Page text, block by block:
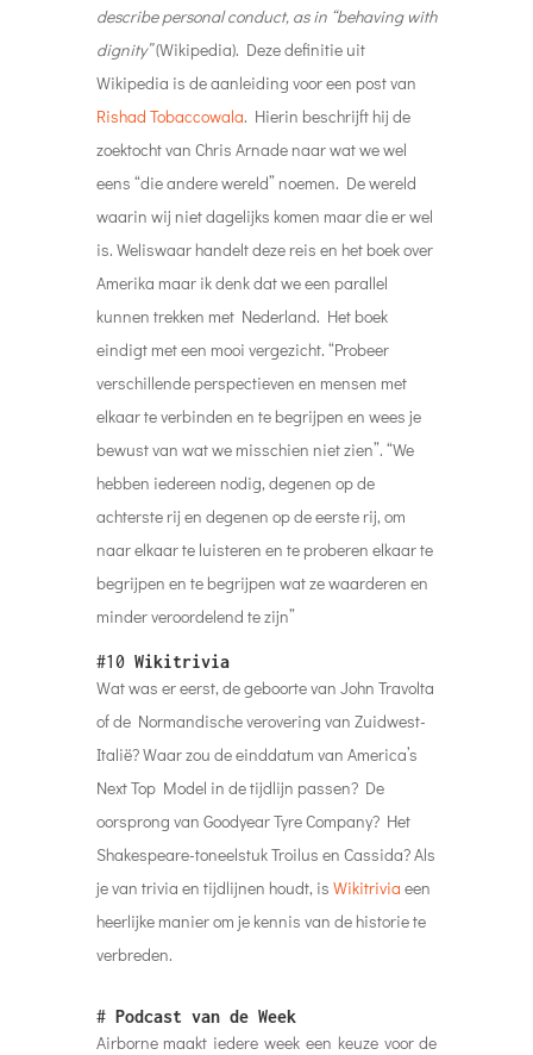
describe personal conduct, as in “behaving with
dignity”(Wikipedia). Deze definitie uit
Wikipedia is de aanleiding voor een post van
Rishad Tobaccowala. Hierin beschrijft hij de
zoektocht van Chris Arnade naar wat we wel
eens “die andere wereld” noemen. De wereld
waarin wij niet dagelijks komen maar die er wel
is. Weliswaar handelt deze reis en het boek over
Amerika maar ik denk dat we een parallel
kunnen trekken met Nederland. Het boek
eindigt met een mooi vergezicht. “Probeer
verschillende perspectieven en mensen met
elkaar te verbinden en te begrijpen en wees je
bewust van wat we misschien niet zien”. “We
hebben iedereen nodig, degenen op de
achterste rij en degenen op de eerste rij, om
naar elkaar te luisteren en te proberen elkaar te
begrijpen en te begrijpen wat ze waarderen en
minder veroordelend te zijn”
#10 Wikitrivia
Wat was er eerst, de geboorte van John Travolta
of de Normandische verovering van Zuidwest-
Italië? Waar zou de einddatum van America’s
Next Top Model in de tijdlijn passen? De
oorsprong van Goodyear Tyre Company? Het
Shakespeare-toneelstuk Troilus en Cassida? Als
je van trivia en tijdlijnen houdt, is Wikitrivia een
heerlijke manier om je kennis van de historie te
verbreden.
# Podcast van de Week
Airborne maakt iedere week een keuze voor de